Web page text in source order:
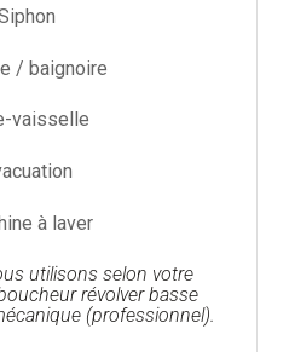
/ baignoire
vaisselle
à laver
utilisons selon votre
révolver basse
(professionnel).